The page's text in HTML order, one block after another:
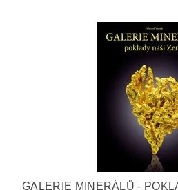
GALERIE MINERÁLŮ -